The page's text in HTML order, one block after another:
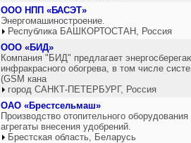
ООО НПП «БАСЭТ»
Энергомашиностроение.
Республика БАШКОРТОСТАН, Россия
ООО «БИД»
Компания "БИД" предлагает
инфракрасного обогрева, в том числе
(GSM кана
город САНКТ-ПЕТЕРБУРГ, Россия
ОАО «Брестсельмаш»
Производство отопительного
агрегаты внесения удобрений.
Брестская область, Беларусь